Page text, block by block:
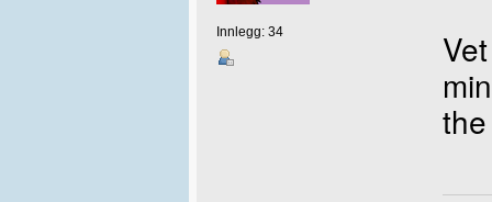
Innlegg: 34